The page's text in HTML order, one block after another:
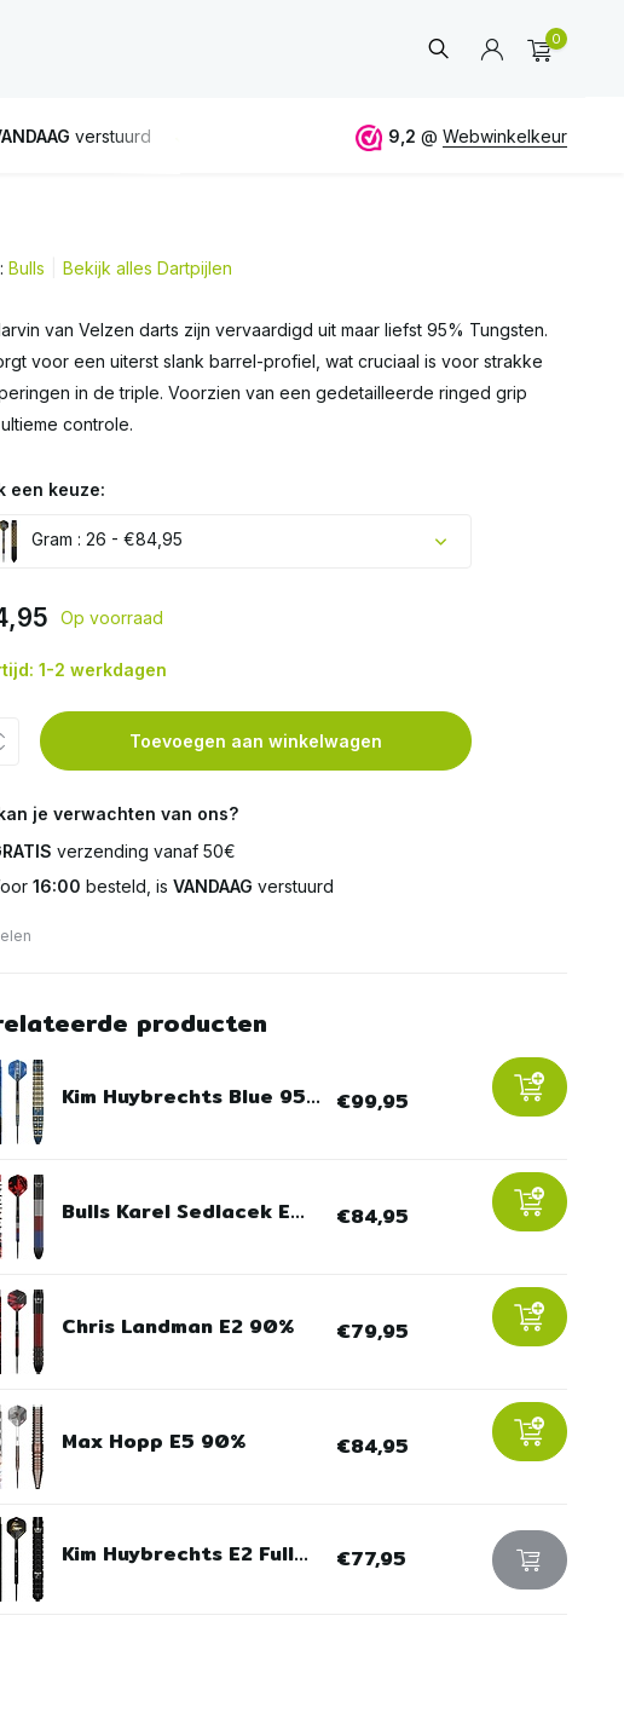
0
vanaf 50€ eerlijk en deskundig advies
9,2 @ Webwinkelkeur
Bulls Bekijk alles Dartpijlen
van Velzen darts zijn vervaardigd uit maar liefst 95% Tungsten.
voor een uiterst slank barrel-profiel, wat cruciaal is voor strakke
in de triple. Voorzien van een gedetailleerde ringed grip
controle.
een keuze:
Gram : 26 - €84,95
Op voorraad
1-2 werkdagen
Toevoegen aan winkelwagen
je verwachten van ons?
verzending vanaf 50€
16:00 besteld, is VANDAAG verstuurd
producten
Kim Huybrechts Blue 95... €99,95
Bulls Karel Sedlacek E... €84,95
Chris Landman E2 90% €79,95
Max Hopp E5 90% €84,95
Kim Huybrechts E2 Full... €77,95